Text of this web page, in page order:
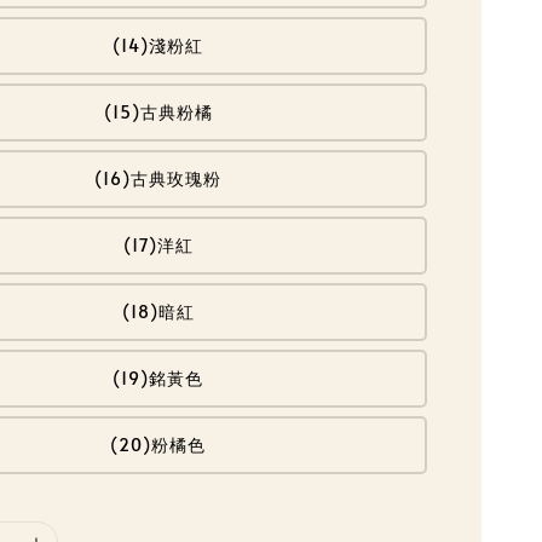
(14)淺粉紅
(15)古典粉橘
(16)古典玫瑰粉
(17)洋紅
(18)暗紅
(19)銘黃色
(20)粉橘色